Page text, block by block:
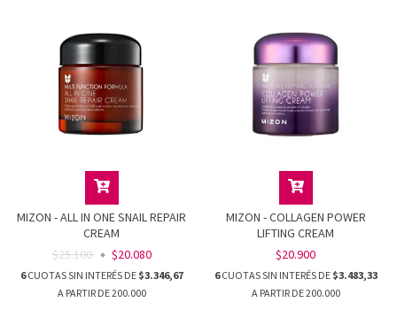
MIZON - ALL IN ONE SNAIL REPAIR
CREAM
$25.100
$20.080
6CUOTAS SIN INTERÉS DE $3.346,67
MIZON - COLLAGEN POWER
LIFTING CREAM
$20.900
6CUOTAS SIN INTERÉS DE $3.483,33